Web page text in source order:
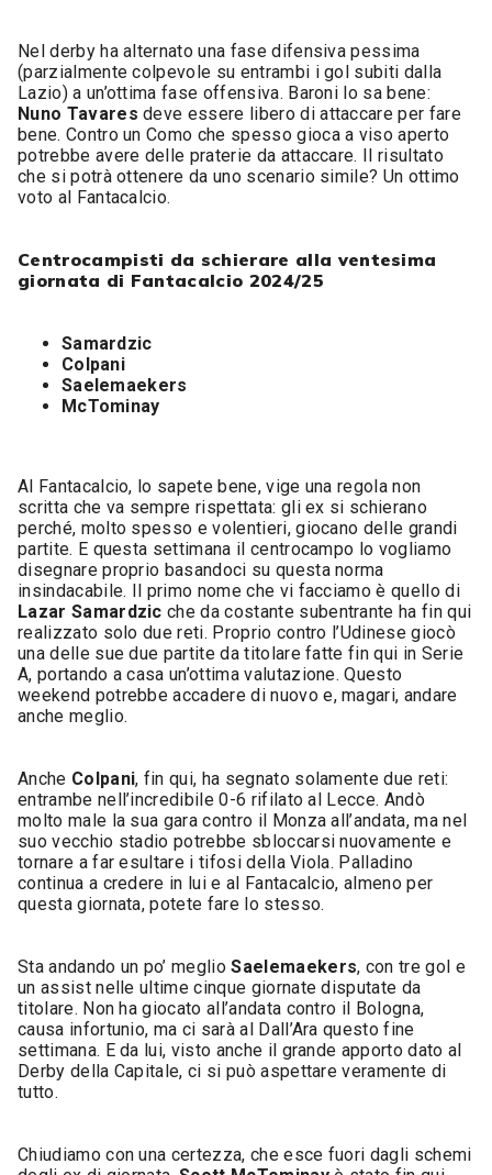
Nel derby ha alternato una fase difensiva pessima
(parzialmente colpevole su entrambi i gol subiti dalla
Lazio) a un’ottima fase offensiva. Baroni lo sa bene:
Nuno Tavaresdeve essere libero di attaccare per fare
bene. Contro un Como che spesso gioca a viso aperto
potrebbe avere delle praterie da attaccare. Il risultato
che si potrà ottenere da uno scenario simile? Un ottimo
voto al Fantacalcio.
Centrocampisti da schierare alla ventesima
giornata di Fantacalcio 2024/25
Samardzic
Colpani
Saelemaekers
McTominay
Al Fantacalcio, lo sapete bene, vige una regola non
scritta che va sempre rispettata: gli ex si schierano
perché, molto spesso e volentieri, giocano delle grandi
partite. E questa settimana il centrocampo lo vogliamo
disegnare proprio basandoci su questa norma
insindacabile. Il primo nome che vi facciamo è quello di
Lazar Samardzicche da costante subentrante ha fin qui
realizzato solo due reti. Proprio contro l’Udinese giocò
una delle sue due partite da titolare fatte fin qui in Serie
A, portando a casa un’ottima valutazione. Questo
weekend potrebbe accadere di nuovo e, magari, andare
anche meglio.
Anche Colpani, fin qui, ha segnato solamente due reti:
entrambe nell’incredibile 0-6 rifilato al Lecce. Andò
molto male la sua gara contro il Monza all’andata, ma nel
suo vecchio stadio potrebbe sbloccarsi nuovamente e
tornare a far esultare i tifosi della Viola. Palladino
continua a credere in lui e al Fantacalcio, almeno per
questa giornata, potete fare lo stesso.
Sta andando un po’ meglioSaelemaekers, con tre gol e
un assist nelle ultime cinque giornate disputate da
titolare. Non ha giocato all’andata contro il Bologna,
causa infortunio, ma ci sarà al Dall’Ara questo fine
settimana. E da lui, visto anche il grande apporto dato al
Derby della Capitale, ci si può aspettare veramente di
tutto.
Chiudiamo con una certezza, che esce fuori dagli schemi